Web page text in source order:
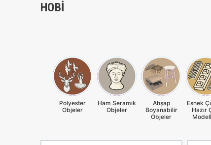
HOBI
Polyester
Objeler
Ham Seramik
Objeler
Ahşap
Boyanabilir
Objeler
Esnek
Hazır